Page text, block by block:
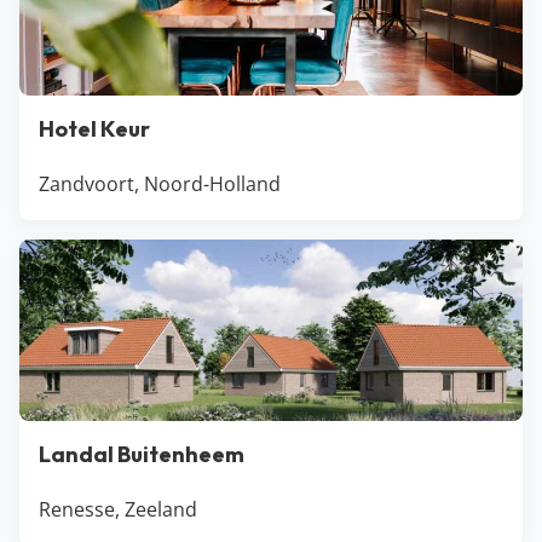
Hotel Keur
Zandvoort, Noord-Holland
Landal Buitenheem
Renesse, Zeeland